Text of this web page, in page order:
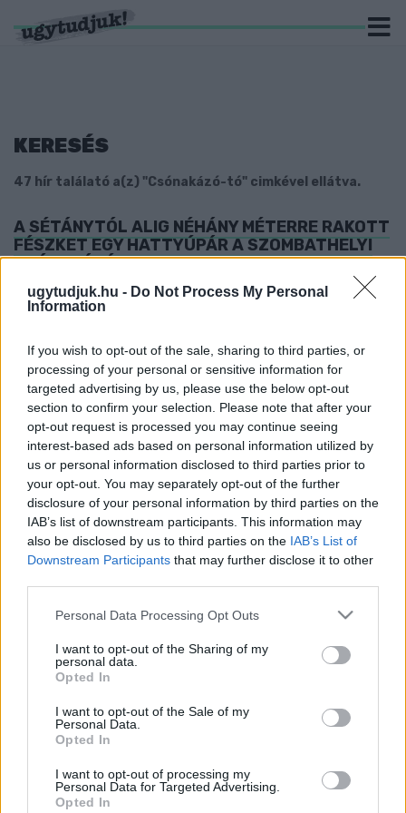
ugytudjuk.hu - Do Not Process My Personal
Information
If you wish to opt-out of the sale, sharing to third parties, or
processing of your personal or sensitive information for
targeted advertising by us, please use the below opt-out
section to confirm your selection. Please note that after your
opt-out request is processed you may continue seeing
interest-based ads based on personal information utilized by
us or personal information disclosed to third parties prior to
your opt-out. You may separately opt-out of the further
disclosure of your personal information by third parties on the
IAB’s list of downstream participants. This information may
also be disclosed by us to third parties on the IAB’s List of
Downstream Participants that may further disclose it to other
Please note that this website/app uses one or more Google
not limited to your visit or usage behaviour. You may click to
grant or deny consent to Google and its third-party tags to
use your data for below specified purposes in below Google
consent section.
Personal Data Processing Opt Outs
I want to opt-out of the Sharing of my
personal data.
Opted In
I want to opt-out of the Sale of my
Personal Data.
Opted In
I want to opt-out of processing my
Personal Data for Targeted Advertising.
Opted In
KERESÉS
47 hír találató a(z) "Csónakázó-tó" cimkével ellátva.
A SÉTÁNYTÓL ALIG NÉHÁNY MÉTERRE RAKOTT
FÉSZKET EGY HATTYÚPÁR A SZOMBATHELYI
CSÓNAKÁZÓ TAVON
2021. Április. 29. 21:07
Látvány költés.
CSÓNAKÁZÓ-TÓ JÁTSZÓTERÉRE
2021. február. 27. 09:44
Méretes játékkal bővült a park melletti terület.
VALAKI EGY NAGYON KEDVES ÜZENETTEL
MOTIVÁLJA A SZOMBATHELYI CSÓTÓ
LÁTOGATÓIT
2021. február. 26. 08:50
Kézzel írt üzenet, fára ragasztva.
ÉPÜL AZ ÚJ JÁTSZÓTÉR A SÁRVÁRI
CSÓNAKÁZÓ-TÓ MELLETT
Csütörtökön egy kalózhajó is érkezik a tópart közelébe.
ELKÉSZÜLT A SÁRVÁRI CSÓNAKÁZÓ-TÓ KÉT
2021. január. 05. 17:31
Egyre több kézzelfogható eredménye van a tó körül zajló
TERMÉSZETES ANYAG OKOZTA AZ OLAJNAK
TŰNŐ SZENNYEZŐDÉST A SZOMBATHELYI
2020. december. 19. 08:54
Erre jutottak a szakemberek.